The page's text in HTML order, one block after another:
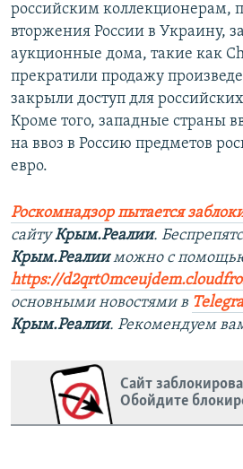
российским коллекционерам,
вторжения России в Украину,
аукционные дома, такие как
прекратили продажу
закрыли доступ для
Кроме того, западные страны
на ввоз в Россию предметов
евро.
Роскомнадзор пытается
сайтуКрым.Реалии.
Крым.Реалииможно с
https://
основными новостями в
Крым.Реалии. Рекомендуем
Сайт
Обойдите